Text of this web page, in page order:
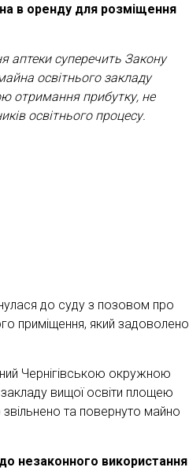
в оренду для розміщення
аптеки суперечить Закону
освітнього закладу
отримання прибутку, не
освітнього процесу.
до суду з позовом про
приміщення, який задоволено
Чернігівською окружною
вищої освіти площею
та повернуто майно
незаконного використання